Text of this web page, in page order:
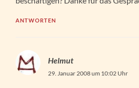
ANTWORTEN
Helmut
29. Januar 2008 um 10:02 Uhr